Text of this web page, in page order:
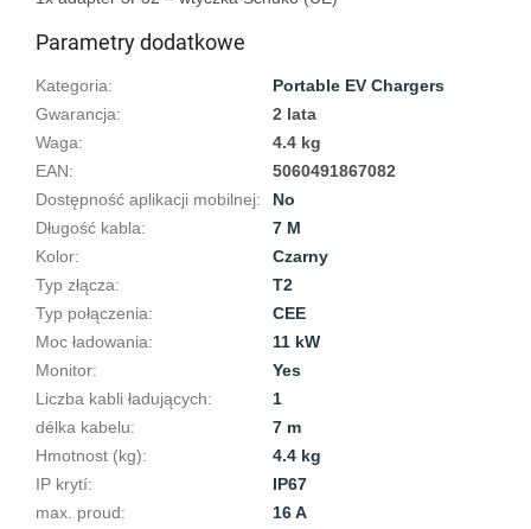
Parametry dodatkowe
Kategoria:
Portable EV Chargers
Gwarancja:
2 lata
Waga:
4.4 kg
EAN:
5060491867082
Dostępność aplikacji mobilnej:
No
Długość kabla:
7 M
Kolor:
Czarny
Typ złącza:
T2
Typ połączenia:
CEE
Moc ładowania:
11 kW
Monitor:
Yes
Liczba kabli ładujących:
1
délka kabelu:
7 m
Hmotnost (kg):
4.4 kg
IP krytí:
IP67
max. proud:
16 A